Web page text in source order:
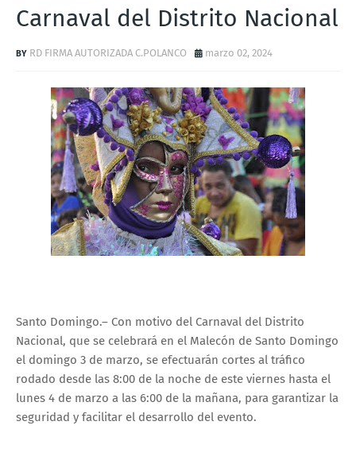
Carnaval del Distrito Nacional
RD FIRMA AUTORIZADA C.POLANCO marzo 02, 2024
Santo Domingo.– Con motivo del Carnaval del Distrito
Nacional, que se celebrará en el Malecón de Santo Domingo
el domingo 3 de marzo, se efectuarán cortes al tráfico
rodado desde las 8:00 de la noche de este viernes hasta el
lunes 4 de marzo a las 6:00 de la mañana, para garantizar la
seguridad y facilitar el desarrollo del evento.